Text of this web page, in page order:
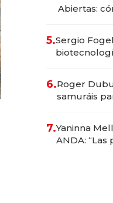
Abiertas:
5.Sergio
6.Roger
samuráis
7.Yaninna
ANDA: “Las